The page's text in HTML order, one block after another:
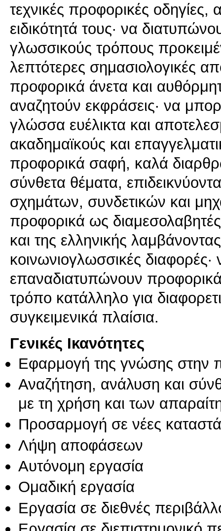
τεχνικές προφορικές οδηγίες,
ειδικότητά τους· να
γλωσσικούς τρόπους
λεπτότερες σημασιολογικές
προφορικά άνετα και
αναζητούν εκφράσεις· να
γλώσσα ευέλικτα και
ακαδημαϊκούς και
προφορικά σαφή, καλά
σύνθετα θέματα,
σχημάτων, συνδετικών και
προφορικά ως
και της ελληνικής
κοινωνιογλωσσικές
επαναδιατυπώνουν προφορικά
τρόπο κατάλληλο για
συγκειμενικά πλαίσια.
Γενικές Ικανότητες
Εφαρμογή της γνώσης στην
Αναζήτηση, ανάλυση και
με τη χρήση και των
Προσαρμογή σε νέες
Λήψη αποφάσεων
Αυτόνομη εργασία
Ομαδική εργασία
Εργασία σε διεθνές